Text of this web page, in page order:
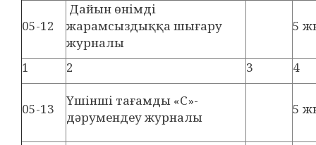
05-12
Дайын өнімді
жарамсыздыққа шығару
журналы
5
1 2 3 4
05-13
Үшінші тағамды «С»-
дәрумендеу журналы
5